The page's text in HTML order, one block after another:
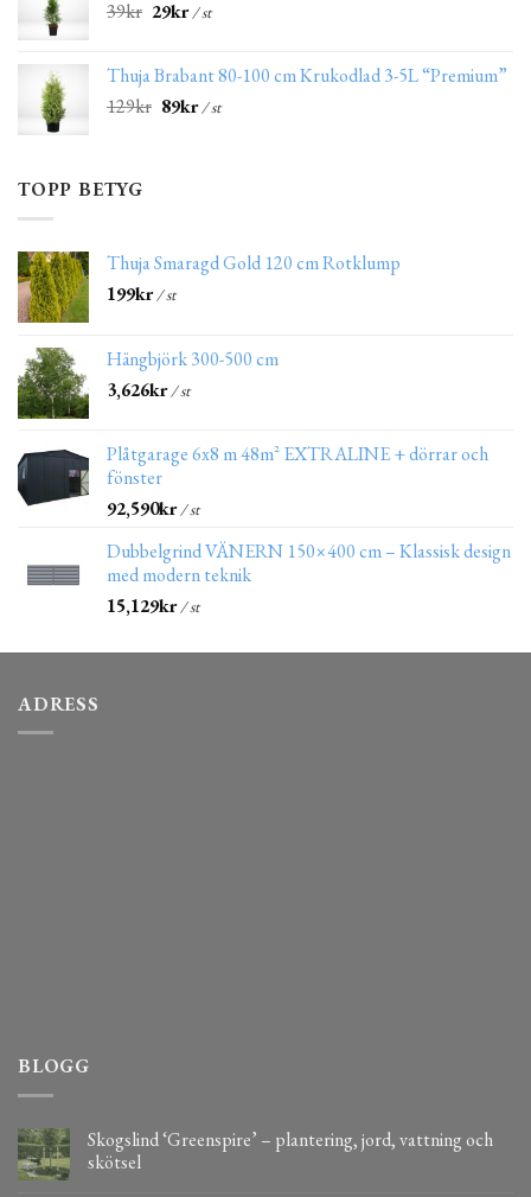
39kr 29kr/ st
Thuja Brabant 80-100 cm Krukodlad 3-5L “Premium”
129kr 89kr/ st
TOPP BETYG
Thuja Smaragd Gold 120 cm Rotklump
199kr/ st
Hängbjörk 300-500 cm
3,626kr/ st
Plåtgarage 6x8 m 48m² EXTRALINE + dörrar och
fönster
92,590kr/ st
Dubbelgrind VÄNERN 150×400 cm – Klassisk design
med modern teknik
15,129kr/ st
ADRESS
BLOGG
Skogslind ‘Greenspire’ – plantering, jord, vattning och
skötsel